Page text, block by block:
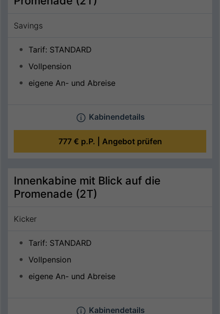
Savings
Tarif: STANDARD
Vollpension
eigene An- und Abreise
Kabinendetails
777 € p.P. | Angebot prüfen
Innenkabine mit Blick auf die
Promenade (2T)
Kicker
Tarif: STANDARD
Vollpension
eigene An- und Abreise
Kabinendetails